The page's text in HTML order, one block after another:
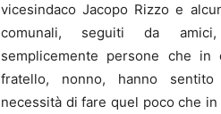
vicesindaco Jacopo Rizzo e
comunali, seguiti da
semplicemente persone che in
fratello, nonno, hanno
necessità di fare quel poco che